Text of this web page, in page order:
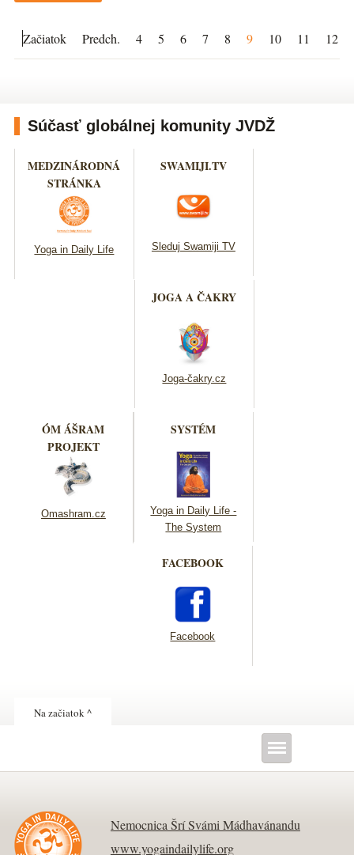
Začiatok Predch. 4 5 6 7 8 9 10 11 12
Súčasť globálnej komunity JVDŽ
MEDZINÁRODNÁ
STRÁNKA
Yoga in Daily Life
SWAMIJI.TV
Sleduj Swamiji TV
JOGA A ČAKRY
Joga-čakry.cz
ÓM ÁŠRAM
PROJEKT
Omashram.cz
SYSTÉM
Yoga in Daily Life -
The System
FACEBOOK
Facebook
Na začiatok ^
Nemocnica Šrí Svámi Mádhavánandu
www.yogaindailylife.org